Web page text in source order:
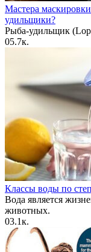
Мастера
удильщики?
Рыба-удильщик
05.7к.
Классы воды по
Вода является
животных.
03.1к.